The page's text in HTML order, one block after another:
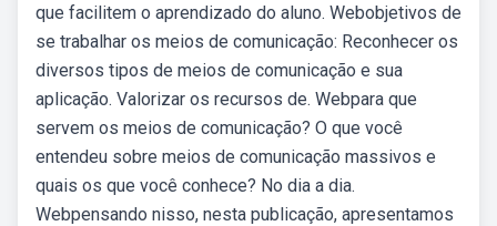
que facilitem o aprendizado do aluno. Webobjetivos de
se trabalhar os meios de comunicação: Reconhecer os
diversos tipos de meios de comunicação e sua
aplicação. Valorizar os recursos de. Webpara que
servem os meios de comunicação? O que você
entendeu sobre meios de comunicação massivos e
quais os que você conhece? No dia a dia.
Webpensando nisso, nesta publicação, apresentamos